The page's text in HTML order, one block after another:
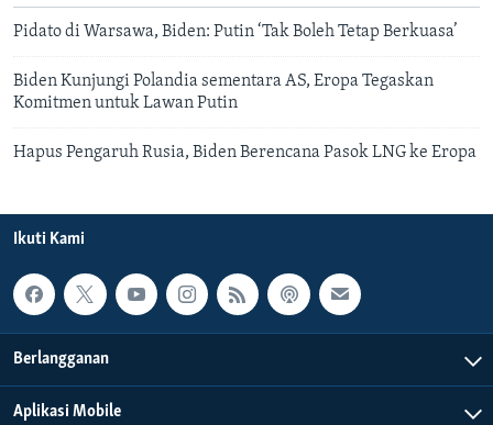
Pidato di Warsawa, Biden: Putin ‘Tak Boleh Tetap Berkuasa’
Biden Kunjungi Polandia sementara AS, Eropa Tegaskan
Komitmen untuk Lawan Putin
Hapus Pengaruh Rusia, Biden Berencana Pasok LNG ke Eropa
Ikuti Kami
Berlangganan
Aplikasi Mobile